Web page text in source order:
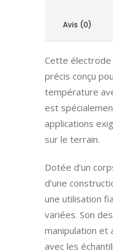
Avis (0)
Cette
précis conçu
température
est
applications
sur le terrain.
Dotée d’un
d’une
une utilisation
variées. Son
manipulation et
avec les